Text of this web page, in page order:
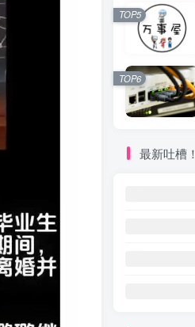
TOP5
TOP6
最新吐槽！